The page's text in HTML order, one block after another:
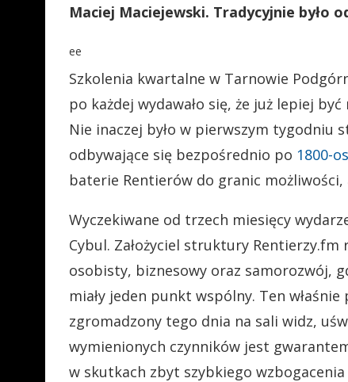
Maciej Maciejewski. Tradycyjnie było
ee
Szkolenia kwartalne w Tarnowie
po każdej wydawało się, że już lepiej
Nie inaczej było w pierwszym tygodniu
odbywające się bezpośrednio po 1800-
baterie Rentierów do granic możliwości,
Wyczekiwane od trzech miesięcy
Cybul. Założyciel struktury
osobisty, biznesowy oraz samorozwój,
miały jeden punkt wspólny. Ten
zgromadzony tego dnia na sali widz,
wymienionych czynników jest
w skutkach zbyt szybkiego